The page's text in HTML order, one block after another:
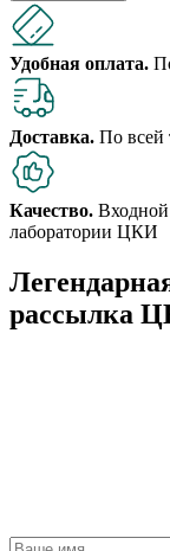
Удобная оплата.
Доставка. По всей
Качество. Входной
лаборатории ЦКИ
рассылка